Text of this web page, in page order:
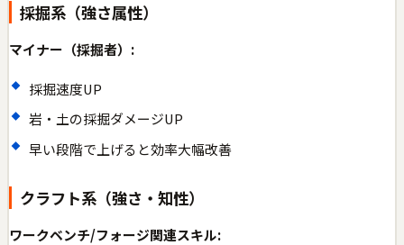
採掘系（強さ属性）
マイナー（採掘者）:
採掘速度UP
岩・土の採掘ダメージUP
早い段階で上げると効率大幅改善
クラフト系（強さ・知性）
ワークベンチ/フォージ関連スキル: